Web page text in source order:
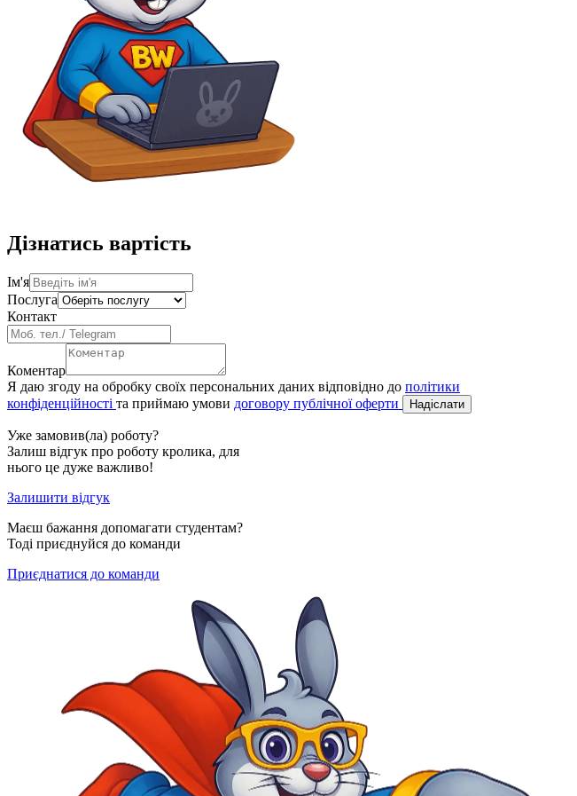
Дізнатись вартість
Ім'я
Послуга
Контакт
Коментар
Я даю згоду на обробку своїх персональних даних відповідно до політики
конфіденційності та приймаю умови договору публічної оферти Надіслати
Уже замовив(ла) роботу?
Залиш відгук про роботу кролика, для
нього це дуже важливо!
Залишити відгук
Маєш бажання допомагати студентам?
Тоді приєднуйся до команди
Приєднатися до команди